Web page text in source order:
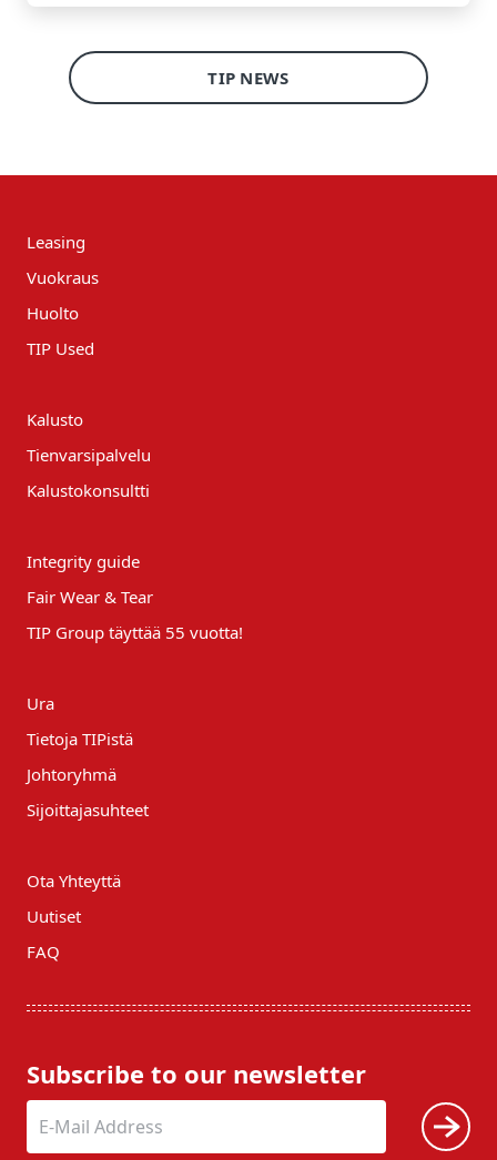
TIP NEWS
Leasing
Vuokraus
Huolto
TIP Used
Kalusto
Tienvarsipalvelu
Kalustokonsultti
Integrity guide
Fair Wear & Tear
TIP Group täyttää 55 vuotta!
Ura
Tietoja TIPistä
Johtoryhmä
Sijoittajasuhteet
Ota Yhteyttä
Uutiset
FAQ
Subscribe to our newsletter